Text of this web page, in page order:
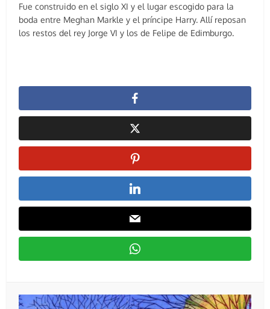
Fue construido en el siglo XI y el lugar escogido para la
boda entre Meghan Markle y el príncipe Harry. Allí reposan
los restos del rey Jorge VI y los de Felipe de Edimburgo.